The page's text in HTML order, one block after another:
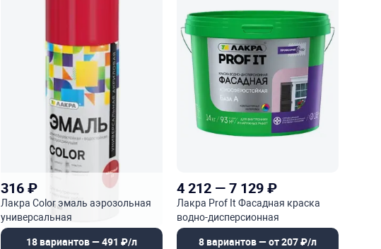
316₽
Лакра Color эмаль аэрозольная
универсальная
18 вариантов — 491 ₽/л
4 212 —7 129₽
Лакра Prof It Фасадная краска
водно-дисперсионная
атмосферостойкая
8 вариантов — от 207 ₽/л